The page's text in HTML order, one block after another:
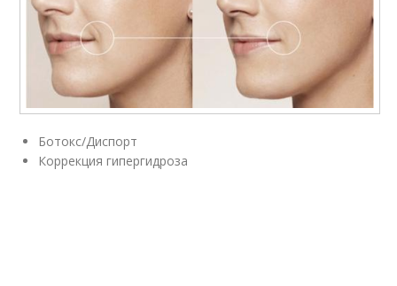
Ботокс/Диспорт
Коррекция гипергидроза